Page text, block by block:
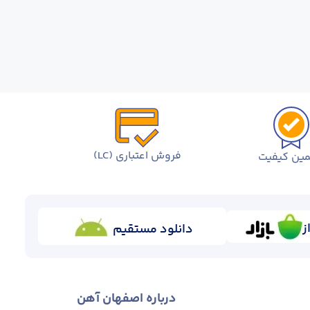
کیفیت فروش اعتباری (LC)
دانلود مستقیم
درباره اصفهان آهن